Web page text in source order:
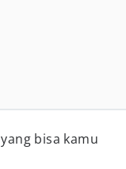
bisa kamu